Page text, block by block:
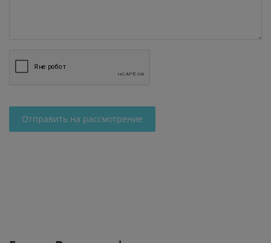
Отправить на рассмотрение